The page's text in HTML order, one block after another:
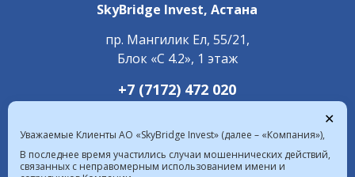
SkyBridge Invest,Астана
пр. Мангилик Ел, 55/21,
Блок «С 4.2», 1 этаж
+7 (7172) 472 020
✕
Уважаемые Клиенты АО «SkyBridge Invest» (далее – «Компания»),
В последнее время участились случаи мошеннических действий,
связанных с неправомерным использованием имени и